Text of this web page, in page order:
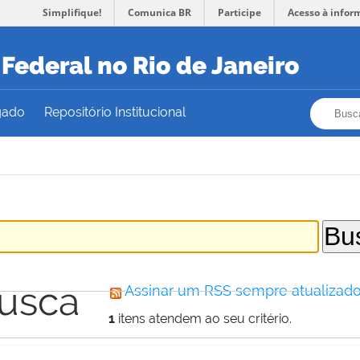
Simplifique! Comunica BR Participe Acesso à
no Rio de Janeiro
Repositório Institucional
Assinar um RSS sempre
1itens atendem ao seu critério.